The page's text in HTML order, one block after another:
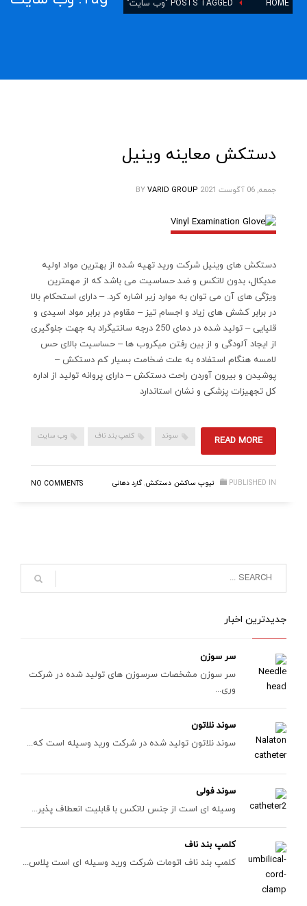
HOME POSTS TAGGED "وب سایت"
دستکش معاینه وینیل
جمعه, 06 آگوست 2021 BYVARID GROUP
دستکش های وینیل شرکت ورید تهیه شده از بهترین مواد اولیه
مدیکال، بدون لاتکس و ضد حساسیت می باشد که از مهمترین
ویژگی های آن می توان به موارد زیر اشاره کرد. – دارای استحکام بالا
در برابر کشش های زیاد و اجسام تیز – مقاوم در برابر مواد اسیدی و
قلیایی – تولید شده در دمای 250 درجه سانتیگراد به جهت جلوگیری
از ایجاد آلودگی و از بین رفتن میکروب ها – حساسیت بالای حس
لامسه هنگام استفاده به علت ضخامت بسیار کم دستکش –
پوشیدن و بیرون آوردن راحت دستکش – دارای پروانه تولید از اداره
کل تجهیزات پزشکی و نشان استاندارد
سوند کلمپ بند ناف وب سایت READ MORE
PUBLISHED IN تیوپ ساکشن, دستکش,گارد دهانی NO COMMENTS
جدیدترین اخبار
سر سوزن
سر سوزن مشخصات سرسوزن های تولید شده در شرکت
وری...
سوند نلاتون
سوند نلاتون تولید شده در شرکت ورید وسیله است که...
سوند فولی
وسیله ای است از جنس لاتکس با قابلیت انعطاف پذیر...
کلمپ بند ناف
کلمپ بند ناف اتومات شرکت ورید وسیله ای است پلاس...